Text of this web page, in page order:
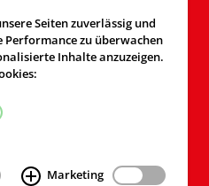
Seiten zuverlässig und
zu überwachen
Inhalte anzuzeigen.
Marketing